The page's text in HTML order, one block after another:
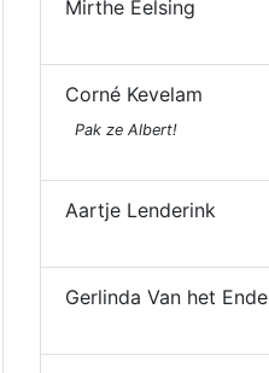
Mirthe Eelsing
Corné Kevelam
Pak ze Albert!
Aartje Lenderink
Gerlinda Van het Ende